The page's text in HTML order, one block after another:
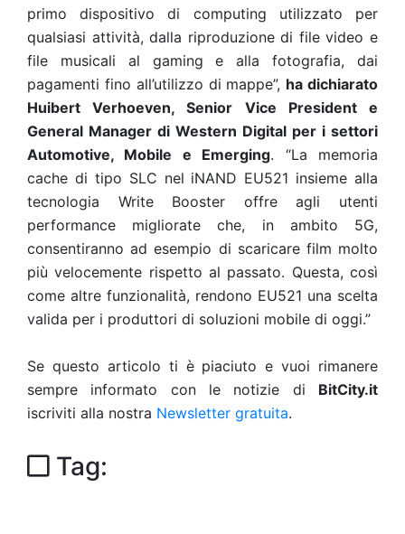
primo dispositivo di computing utilizzato per
qualsiasi attività, dalla riproduzione di file video e
file musicali al gaming e alla fotografia, dai
pagamenti fino all’utilizzo di mappe”, ha dichiarato
Huibert Verhoeven, Senior Vice President e
General Manager di Western Digital per i settori
Automotive, Mobile e Emerging. “La memoria
cache di tipo SLC nel iNAND EU521 insieme alla
tecnologia Write Booster offre agli utenti
performance migliorate che, in ambito 5G,
consentiranno ad esempio di scaricare film molto
più velocemente rispetto al passato. Questa, così
come altre funzionalità, rendono EU521 una scelta
valida per i produttori di soluzioni mobile di oggi.”
Se questo articolo ti è piaciuto e vuoi rimanere
sempre informato con le notizie di BitCity.it
iscriviti alla nostra Newsletter gratuita.
Tag: